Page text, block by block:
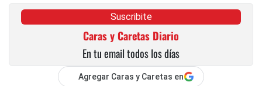
Suscribite
Caras y Caretas Diario
En tu email todos los días
Agregar Caras y Caretas en